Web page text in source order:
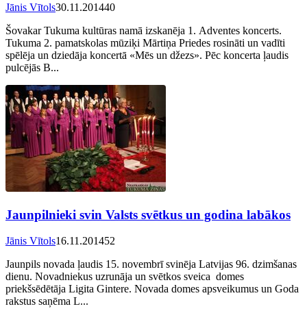
Jānis Vītols30.11.201440
Šovakar Tukuma kultūras namā izskanēja 1. Adventes koncerts.
Tukuma 2. pamatskolas mūziķi Mārtiņa Priedes rosināti un vadīti
spēlēja un dziedāja koncertā «Mēs un džezs». Pēc koncerta ļaudis
pulcējās B...
Jaunpilnieki svin Valsts svētkus un godina labākos
Jānis Vītols16.11.201452
Jaunpils novada ļaudis 15. novembrī svinēja Latvijas 96. dzimšanas
dienu. Novadniekus uzrunāja un svētkos sveica domes
priekšsēdētāja Ligita Gintere. Novada domes apsveikumus un Goda
rakstus saņēma L...